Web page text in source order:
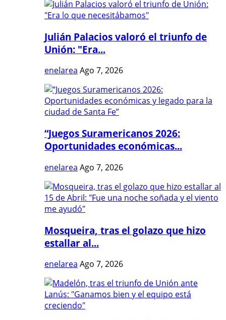
Julián Palacios valoró el triunfo de
Unión: "Era...
enelarea Ago 7, 2026
“Juegos Suramericanos 2026:
Oportunidades económicas...
enelarea Ago 7, 2026
Mosqueira, tras el golazo que hizo
estallar al...
enelarea Ago 7, 2026